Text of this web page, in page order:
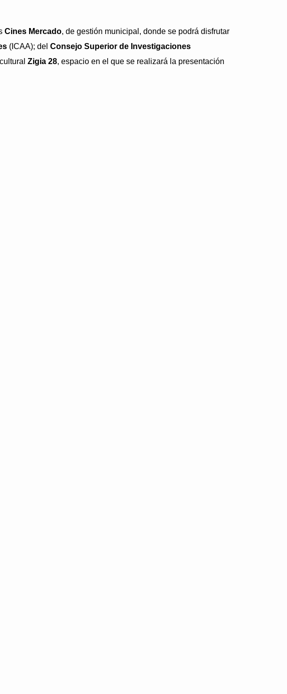
Cines Mercado, de gestión municipal, donde se podrá disfrutar
(ICAA); del Consejo Superior de Investigaciones
Zigia 28, espacio en el que se realizará la presentación